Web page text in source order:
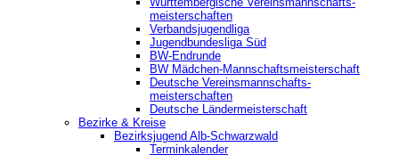
meisterschaften
Verbandsjugendliga
Jugendbundesliga Süd
BW-Endrunde
BW Mädchen-Mannschaftsmeisterschaft
Deutsche Vereinsmannschafts-
meisterschaften
Deutsche Ländermeisterschaft
Bezirke & Kreise
Bezirksjugend Alb-Schwarzwald
Terminkalender